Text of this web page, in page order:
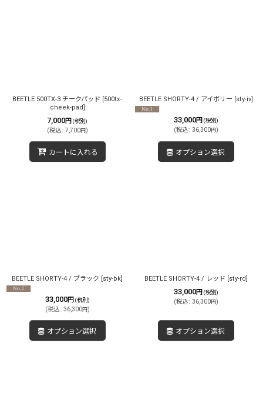
BEETLE 500TX-3 チークパッド [500tx-
cheek-pad]
7,000円 (税別)
(税込: 7,700円)
カートに入れる
BEETLE SHORTY-4 / アイボリー [sty-iv]
33,000円 (税別)
(税込: 36,300円)
オプション選択
BEETLE SHORTY-4 / ブラック [sty-bk]
33,000円 (税別)
(税込: 36,300円)
オプション選択
BEETLE SHORTY-4 / レッド [sty-rd]
33,000円 (税別)
(税込: 36,300円)
オプション選択